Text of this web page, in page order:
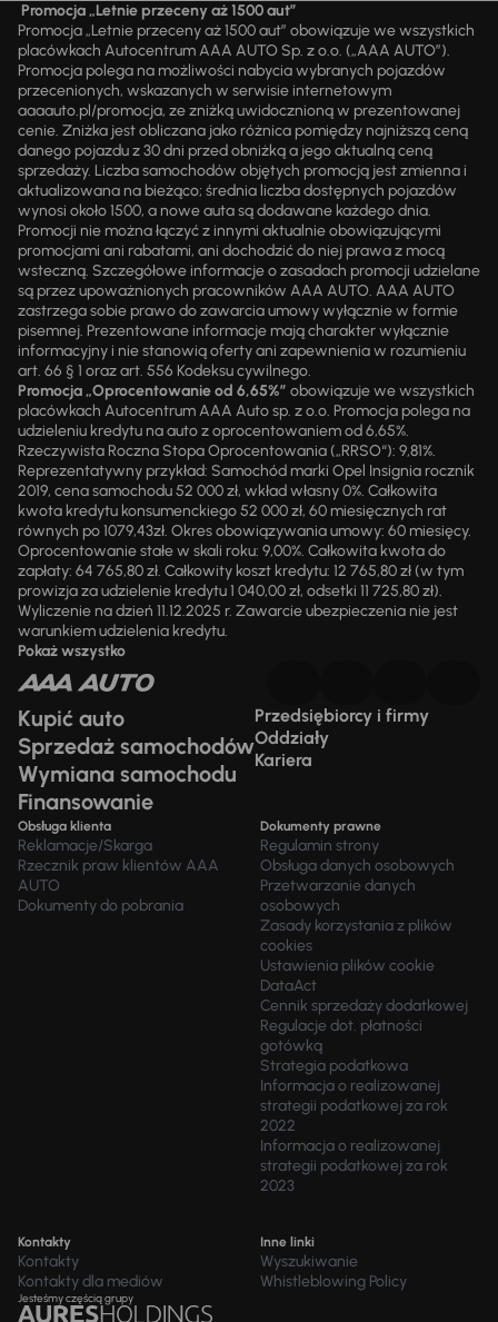
Promocja „Letnie przeceny aż 1500 aut”
Promocja „Letnie przeceny aż 1500 aut” obowiązuje we wszystkich
placówkach Autocentrum AAA AUTO Sp. z o.o. („AAA AUTO”).
Promocja polega na możliwości nabycia wybranych pojazdów
przecenionych, wskazanych w serwisie internetowym
aaaauto.pl/promocja, ze zniżką uwidocznioną w prezentowanej
cenie. Zniżka jest obliczana jako różnica pomiędzy najniższą ceną
danego pojazdu z 30 dni przed obniżką a jego aktualną ceną
sprzedaży. Liczba samochodów objętych promocją jest zmienna i
aktualizowana na bieżąco; średnia liczba dostępnych pojazdów
wynosi około 1500, a nowe auta są dodawane każdego dnia.
Promocji nie można łączyć z innymi aktualnie obowiązującymi
promocjami ani rabatami, ani dochodzić do niej prawa z mocą
wsteczną. Szczegółowe informacje o zasadach promocji udzielane
są przez upoważnionych pracowników AAA AUTO. AAA AUTO
zastrzega sobie prawo do zawarcia umowy wyłącznie w formie
pisemnej. Prezentowane informacje mają charakter wyłącznie
informacyjny i nie stanowią oferty ani zapewnienia w rozumieniu
art. 66 § 1 oraz art. 556 Kodeksu cywilnego.
Promocja „Oprocentowanie od 6,65%” obowiązuje we wszystkich
placówkach Autocentrum AAA Auto sp. z o.o. Promocja polega na
udzieleniu kredytu na auto z oprocentowaniem od 6,65%.
Rzeczywista Roczna Stopa Oprocentowania („RRSO“): 9,81%.
Reprezentatywny przykład: Samochód marki Opel Insignia rocznik
2019, cena samochodu 52 000 zł, wkład własny 0%. Całkowita
kwota kredytu konsumenckiego 52 000 zł, 60 miesięcznych rat
równych po 1079,43zł. Okres obowiązywania umowy: 60 miesięcy.
Oprocentowanie stałe w skali roku: 9,00%. Całkowita kwota do
zapłaty: 64 765,80 zł. Całkowity koszt kredytu: 12 765,80 zł (w tym
prowizja za udzielenie kredytu 1 040,00 zł, odsetki 11 725,80 zł).
Wyliczenie na dzień 11.12.2025 r. Zawarcie ubezpieczenia nie jest
warunkiem udzielenia kredytu.
Pokaż wszystko
Kupić auto
Sprzedaż samochodów
Wymiana samochodu
Finansowanie
Przedsiębiorcy i firmy
Oddziały
Kariera
Obsługa klienta
Reklamacje/Skarga
Rzecznik praw klientów AAA
AUTO
Dokumenty do pobrania
Dokumenty prawne
Regulamin strony
Obsługa danych osobowych
Przetwarzanie danych
osobowych
Zasady korzystania z plików
cookies
Ustawienia plików cookie
DataAct
Cennik sprzedaży dodatkowej
Regulacje dot. płatności
gotówką
Strategia podatkowa
Informacja o realizowanej
strategii podatkowej za rok
2022
Informacja o realizowanej
strategii podatkowej za rok
2023
Kontakty
Kontakty
Kontakty dla mediów
Inne linki
Wyszukiwanie
Whistleblowing Policy
Jesteśmy częścią grupy